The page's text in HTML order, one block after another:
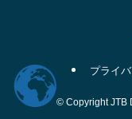
プライ
©Copyright JTB